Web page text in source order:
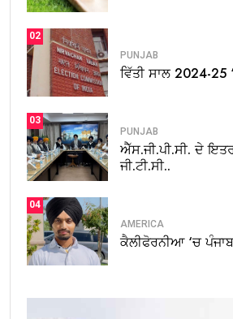
02
PUNJAB
ਵਿੱਤੀ ਸਾਲ 2024-25
03
PUNJAB
ਐੱਸ.ਜੀ.ਪੀ.ਸੀ. ਦੇ
ਜੀ.ਟੀ.ਸੀ..
04
AMERICA
ਕੈਲੀਫੋਰਨੀਆ ‘ਚ